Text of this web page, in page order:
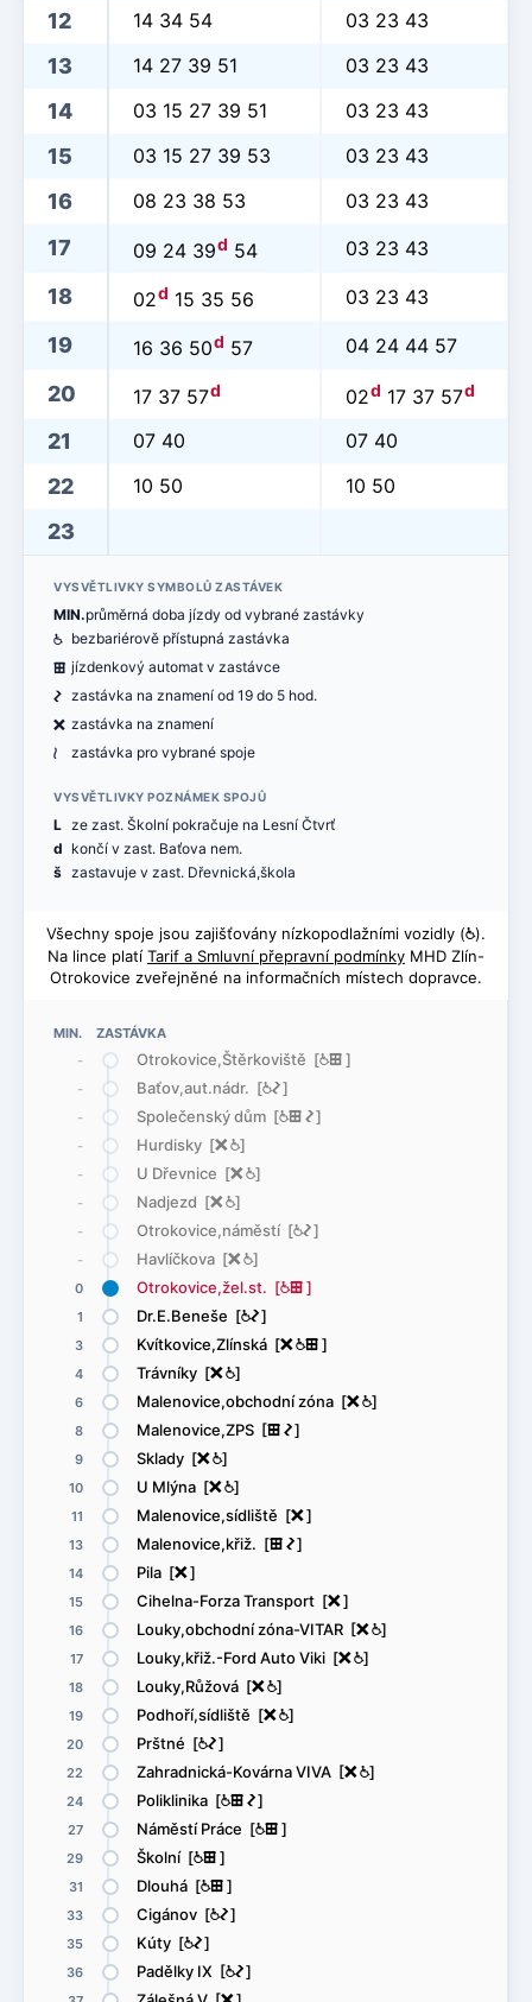
MIN. ZASTÁVKA
-
Otrokovice,Štěrkoviště [@æ]
- Baťov,aut.nádr. [@ó]
- Společenský dům [@æó]
- Hurdisky [ë@]
- U Dřevnice [ë@]
- Nadjezd [ë@]
- Otrokovice,náměstí [@ó]
- Havlíčkova [ë@]
0 Otrokovice,žel.st. [@æ]
1 Dr.E.Beneše [@ó]
3 Kvítkovice,Zlínská [ë@æ]
4 Trávníky [ë@]
6 Malenovice,obchodní zóna [ë@]
8 Malenovice,ZPS [æó]
9 Sklady [ë@]
10 U Mlýna [ë@]
11 Malenovice,sídliště [ë]
13 Malenovice,křiž. [æó]
14 Pila [ë]
15 Cihelna-Forza Transport [ë]
16 Louky,obchodní zóna-VITAR [ë@]
17 Louky,křiž.-Ford Auto Viki [ë@]
18 Louky,Růžová [ë@]
19 Podhoří,sídliště [ë@]
20 Prštné [@ó]
22 Zahradnická-Kovárna VIVA [ë@]
24 Poliklinika [@æó]
27 Náměstí Práce [@æ]
29 Školní [@æ]
31 Dlouhá [@æ]
33 Cigánov [@ó]
35 Kúty [@ó]
36 Padělky IX [@ó]
12 14 34 54 03 23 43
13 14 27 39 51 03 23 43
14 03 15 27 39 51 03 23 43
15 03 15 27 39 53 03 23 43
16 08 23 38 53 03 23 43
17 09 24 39d 54 03 23 43
18 02d 15 35 56 03 23 43
19 16 36 50d 57 04 24 44 57
20 17 37 57d 02d 17 37 57d
21 07 40 07 40
22 10 50 10 50
23
VYSVĚTLIVKY SYMBOLŮ ZASTÁVEK
MIN.průměrná doba jízdy od vybrané zastávky
@ bezbariérově přístupná zastávka
æ jízdenkový automat v zastávce
ó zastávka na znamení od 19 do 5 hod.
ë zastávka na znamení
< zastávka pro vybrané spoje
VYSVĚTLIVKY POZNÁMEK SPOJŮ
L ze zast. Školní pokračuje na Lesní Čtvrť
d končí v zast. Baťova nem.
š zastavuje v zast. Dřevnická,škola
Všechny spoje jsou zajišťovány nízkopodlažními vozidly (@).
Na lince platí Tarif a Smluvní přepravní podmínky MHD Zlín-
Otrokovice zveřejněné na informačních místech dopravce.